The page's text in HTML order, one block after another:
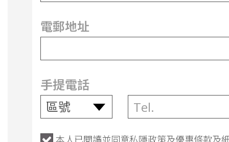
電郵地址
手提電話
本人已閱讀並同意私隱政策及優惠條款及